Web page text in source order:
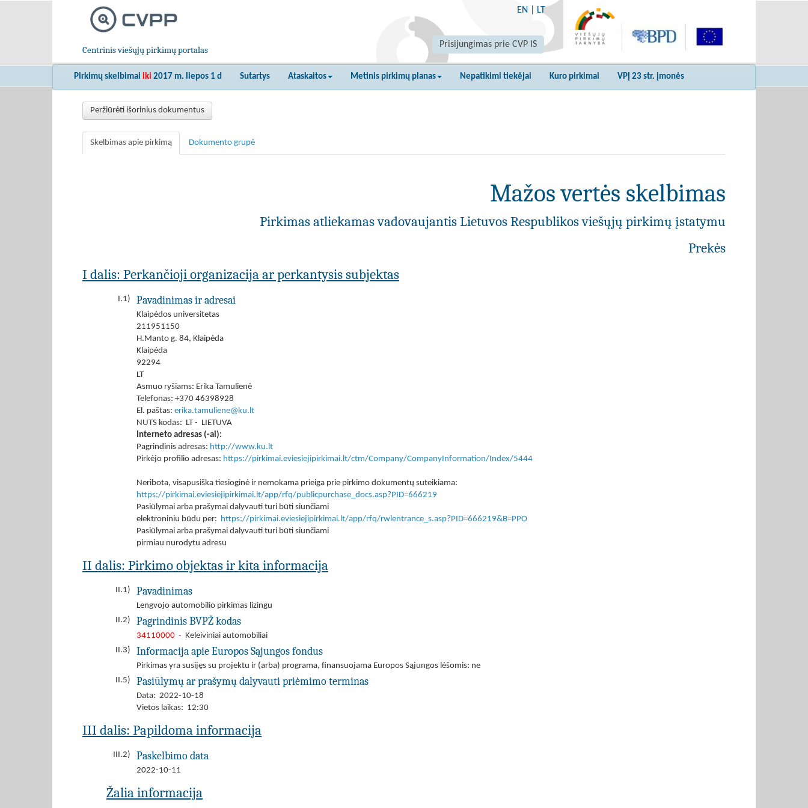
Centrinis viešųjų pirkimų portalas
EN LT
Prisijungimas prie CVP IS
Pirkimų skelbimai iki 2017 m. liepos 1 d Sutartys Ataskaitos Metinis pirkimų planas Nepatikimi tiekėjai Kuro pirkimai VPĮ 23 str. įmonės
Peržiūrėti išorinius dokumentus
Skelbimas apie pirkimą Dokumento grupė
Mažos vertės skelbimas
Pirkimas atliekamas vadovaujantis Lietuvos Respublikos viešųjų pirkimų įstatymu
Prekės
I dalis: Perkančioji organizacija ar perkantysis subjektas
I.1) Pavadinimas ir adresai
Klaipėdos universitetas
211951150
H.Manto g. 84, Klaipėda
Klaipėda
92294
LT
Asmuo ryšiams: Erika Tamulienė
Telefonas: +370 46398928
El. paštas: erika.tamuliene@ku.lt
NUTS kodas: LT - LIETUVA
Interneto adresas (-ai):
Pagrindinis adresas: http://www.ku.lt
Pirkėjo profilio adresas: https://pirkimai.eviesiejipirkimai.lt/ctm/Company/CompanyInformation/Index/5444
Neribota, visapusiška tiesioginė ir nemokama prieiga prie pirkimo dokumentų suteikiama:
https://pirkimai.eviesiejipirkimai.lt/app/rfq/publicpurchase_docs.asp?PID=666219
Pasiūlymai arba prašymai dalyvauti turi būti siunčiami
elektroniniu būdu per: https://pirkimai.eviesiejipirkimai.lt/app/rfq/rwlentrance_s.asp?PID=666219&B=PPO
Pasiūlymai arba prašymai dalyvauti turi būti siunčiami
pirmiau nurodytu adresu
II dalis: Pirkimo objektas ir kita informacija
II.1) Pavadinimas
Lengvojo automobilio pirkimas lizingu
II.2)
Pagrindinis BVPŽ kodas
34110000 - Keleiviniai automobiliai
II.3)
Informacija apie Europos Sąjungos fondus
Pirkimas yra susijęs su projektu ir (arba) programa, finansuojama Europos Sąjungos lėšomis: ne
II.5)
Pasiūlymų ar prašymų dalyvauti priėmimo terminas
Data: 2022-10-18
Vietos laikas: 12:30
III dalis: Papildoma informacija
III.2) Paskelbimo data
2022-10-11
Žalia informacija